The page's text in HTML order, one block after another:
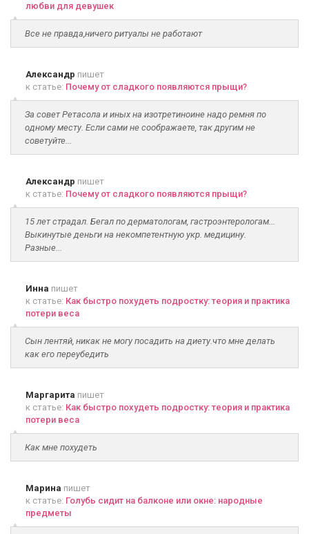
любви для девушек
Все не правда,ничего ритуалы не работают
Александр пишет
к статье: Почему от сладкого появляются прыщи?
За совет Ретасола и иных на изотретиноине надо ремня по
одному месту. Если сами не соображаете, так другим не
советуйте...
Александр пишет
к статье: Почему от сладкого появляются прыщи?
15 лет страдал. Бегал по дерматологам, гастроэнтерологам...
Выкинутые деньги на некомпетентную укр. медицину.
Разные...
Инна пишет
к статье: Как быстро похудеть подростку: теория и практика
потери веса
Сын лентяй, никак не могу посадить на диету.что мне делать
как его переубедить
Маргарита пишет
к статье: Как быстро похудеть подростку: теория и практика
потери веса
Как мне похудеть
Марина пишет
к статье: Голубь сидит на балконе или окне: народные
предметы